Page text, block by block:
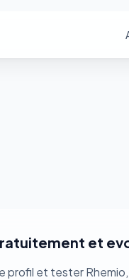
et
profil et tester